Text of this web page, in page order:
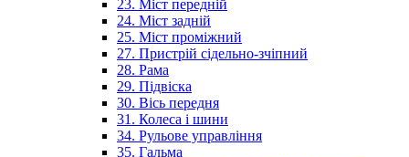
23. Міст передній
24. Міст задній
25. Міст проміжний
27. Пристрій сідельно-зчіпний
28. Рама
29. Підвіска
30. Вісь передня
31. Колеса і шини
34. Рульове управління
35. Гальма